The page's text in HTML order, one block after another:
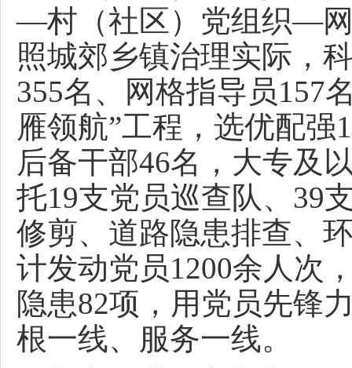
—村（社区）党组织—
照城郊乡镇治理实际，
355名、网格指导员157
雁领航”工程，选优配
后备干部46名，大专及
托19支党员巡查队、39
修剪、道路隐患排查、
计发动党员1200余人次
隐患82项，用党员先锋
根一线、服务一线。